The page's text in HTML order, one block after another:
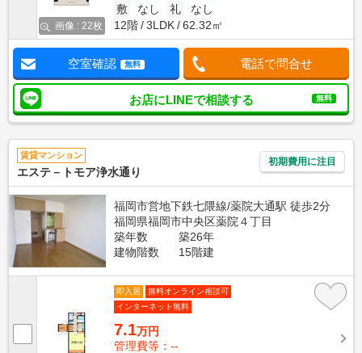
画像 : 22枚
敷
なし 礼
なし
12階
3LDK 62.32㎡
空室確認 無料 電話で問合せ
お店にLINEで相談する 無料
賃貸マンション
エステ－トモア浄水通り
初期費用に注目
福岡市営地下鉄七隈線/薬院大通駅 徒歩2分
福岡県福岡市中央区薬院４丁目
築年数
築26年
建物階数
15階建
即入居
無料オンライン相談可
インターネット無料
7.1万円
管理費等：--